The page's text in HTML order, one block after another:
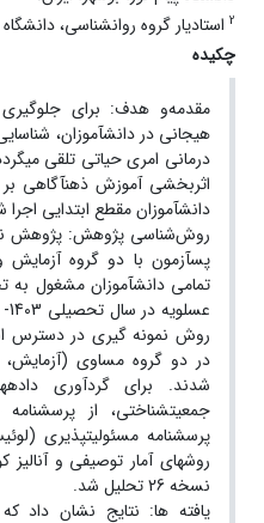
2 استادیار گروه روانشناسی، دانشگاه
چکیده
مقدمه‌و هدف: برای
هیجانی در دانش‏آموزان،
درمانی امری حیاتی تلقی
اثربخشی آموزش ذهن‏آگاهی
دانش‏آموزان مقطع ابتدایی اجرا
روش‌شناسی پژوهش: پژوهش
پس‏آزمون با دو گروه
تمامی دانش‏آموزان مشغول به
روش نمونه ‏گیری در دسترس
شدند. برای گردآوری
نسخه 26 تحلیل شد.
یافته‏ ها: نتایج نشان داد